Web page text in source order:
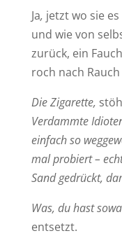
Ja, jetzt wo sie
und wie von
zurück, ein
roch nach
Die Zigarette,
Verdammte
einfach so
mal probiert –
Sand gedrückt,
Was, du hast
entsetzt.